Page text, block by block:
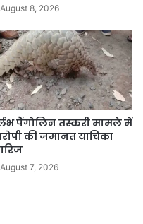
August 8, 2026
पैंगोलिन तस्करी मामले में
की जमानत याचिका
August 7, 2026